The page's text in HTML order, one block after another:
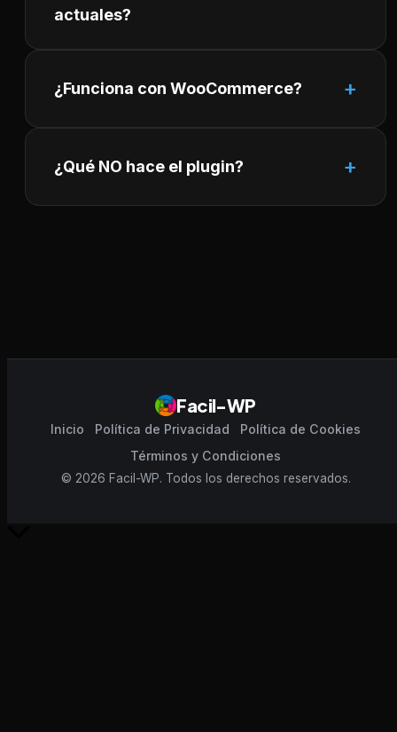
actuales?
¿Funciona con WooCommerce?
¿Qué NO hace el plugin?
Facil-WP
Inicio Política de Privacidad
Política de Cookies
Términos y Condiciones
© 2026 Facil-WP. Todos los derechos reservados.